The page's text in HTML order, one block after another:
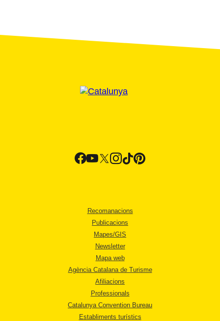
Recomanacions
Publicacions
Mapes/GIS
Newsletter
Mapa web
Agència Catalana de Turisme
Afiliacions
Professionals
Catalunya Convention Bureau
Establiments turístics